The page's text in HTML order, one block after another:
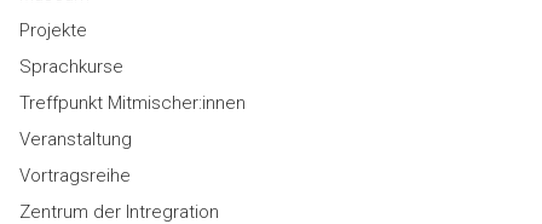
Projekte
Sprachkurse
Treffpunkt Mitmischer:innen
Veranstaltung
Vortragsreihe
Zentrum der Intregration